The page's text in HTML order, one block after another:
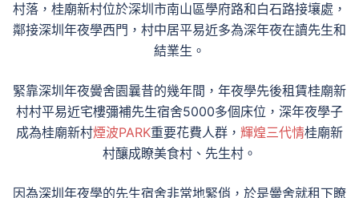
村落，桂廟新村位於深圳市南山區學府路和白石路接壤處，
鄰接深圳年夜學西門，村中居平易近多為深年夜在讀先生和
結業生。
緊靠深圳年夜黌舍園曩昔的幾年間，年夜學先後租賃桂廟新
村村平易近宅樓彌補先生宿舍5000多個床位，深年夜學子
成為桂廟新村煙波PARK重要花費人群， 輝煌三代情桂廟新
村釀成瞭美食村、先生村。
因為深圳年夜學的先生宿舍非常地緊俏，於是黌舍就租下瞭